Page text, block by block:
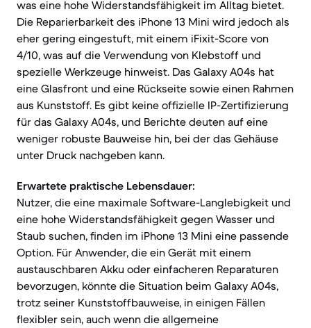
was eine hohe Widerstandsfähigkeit im Alltag bietet.
Die Reparierbarkeit des iPhone 13 Mini wird jedoch als
eher gering eingestuft, mit einem iFixit-Score von
4/10, was auf die Verwendung von Klebstoff und
spezielle Werkzeuge hinweist. Das Galaxy A04s hat
eine Glasfront und eine Rückseite sowie einen Rahmen
aus Kunststoff. Es gibt keine offizielle IP-Zertifizierung
für das Galaxy A04s, und Berichte deuten auf eine
weniger robuste Bauweise hin, bei der das Gehäuse
unter Druck nachgeben kann.
Erwartete praktische Lebensdauer:
Nutzer, die eine maximale Software-Langlebigkeit und
eine hohe Widerstandsfähigkeit gegen Wasser und
Staub suchen, finden im iPhone 13 Mini eine passende
Option. Für Anwender, die ein Gerät mit einem
austauschbaren Akku oder einfacheren Reparaturen
bevorzugen, könnte die Situation beim Galaxy A04s,
trotz seiner Kunststoffbauweise, in einigen Fällen
flexibler sein, auch wenn die allgemeine